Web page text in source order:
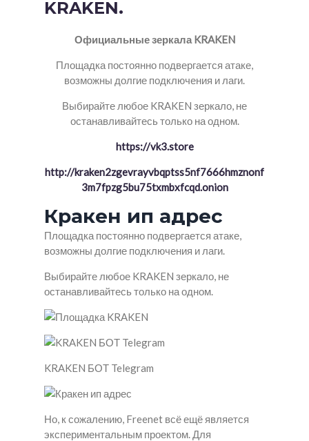
KRAKEN.
Официальные зеркала KRAKEN
Площадка постоянно подвергается атаке,
возможны долгие подключения и лаги.
Выбирайте любое KRAKEN зеркало, не
останавливайтесь только на одном.
https://vk3.store
http://kraken2zgevrayvbqptss5nf7666hmznonf
3m7fpzg5bu75txmbxfcqd.onion
Кракен ип адрес
Площадка постоянно подвергается атаке,
возможны долгие подключения и лаги.
Выбирайте любое KRAKEN зеркало, не
останавливайтесь только на одном.
KRAKEN БОТ Telegram
Но, к сожалению, Freenet всё ещё является
экспериментальным проектом. Для